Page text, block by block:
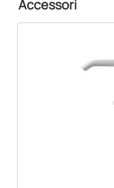
Accessori